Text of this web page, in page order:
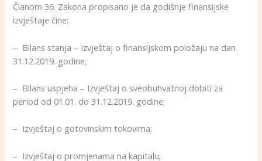
Članom 36. Zakona propisano je da godišnje finansijske
izvještaje čine:
– Bilans stanja – Izvještaj o finansijskom položaju na dan
31.12.2019. godine;
– Bilans uspjeha – Izvještaj o sveobuhvatnoj dobiti za
period od 01.01. do 31.12.2019. godine;
– Izvještaj o gotovinskim tokovima;
– Izvještaj o promjenama na kapitalu;